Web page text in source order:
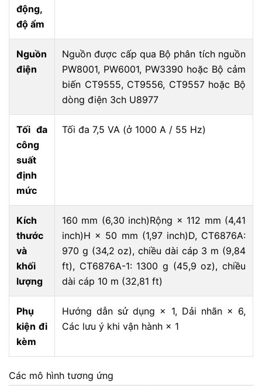
động,
độ ẩm
Nguồn
điện
Nguồn được cấp qua Bộ phân tích nguồn
PW8001, PW6001, PW3390 hoặc Bộ cảm
biến CT9555, CT9556, CT9557 hoặc Bộ
dòng điện 3ch U8977
Tối đa
công
suất
định
mức
Tối đa 7,5 VA (ở 1000 A / 55 Hz)
Kích
thước
và
khối
lượng
160 mm (6,30 inch)Rộng × 112 mm (4,41
inch)H × 50 mm (1,97 inch)D, CT6876A:
970 g (34,2 oz), chiều dài cáp 3 m (9,84
ft), CT6876A-1: 1300 g (45,9 oz), chiều
dài cáp 10 m (32,81 ft)
Phụ
kiện đi
kèm
Hướng dẫn sử dụng × 1, Dải nhãn × 6,
Các lưu ý khi vận hành × 1
Các mô hình tương ứng